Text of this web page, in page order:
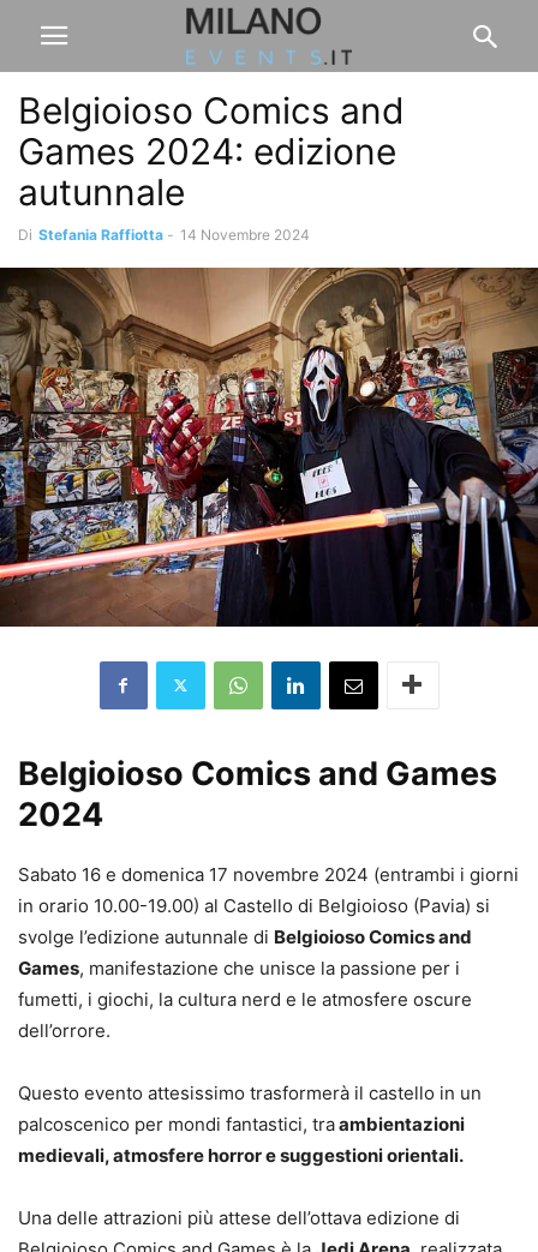
Belgioioso Comics and
Games 2024: edizione
autunnale
Di Stefania Raffiotta - 14 Novembre 2024
Belgioioso Comics and Games
2024
Sabato 16 e domenica 17 novembre 2024 (entrambi i giorni
in orario 10.00-19.00) al Castello di Belgioioso (Pavia) si
svolge l’edizione autunnale di Belgioioso Comics and
Games, manifestazione che unisce la passione per i
fumetti, i giochi, la cultura nerd e le atmosfere oscure
dell’orrore.
Questo evento attesissimo trasformerà il castello in un
palcoscenico per mondi fantastici, traambientazioni
medievali, atmosfere horror e suggestioni orientali.
Una delle attrazioni più attese dell’ottava edizione di